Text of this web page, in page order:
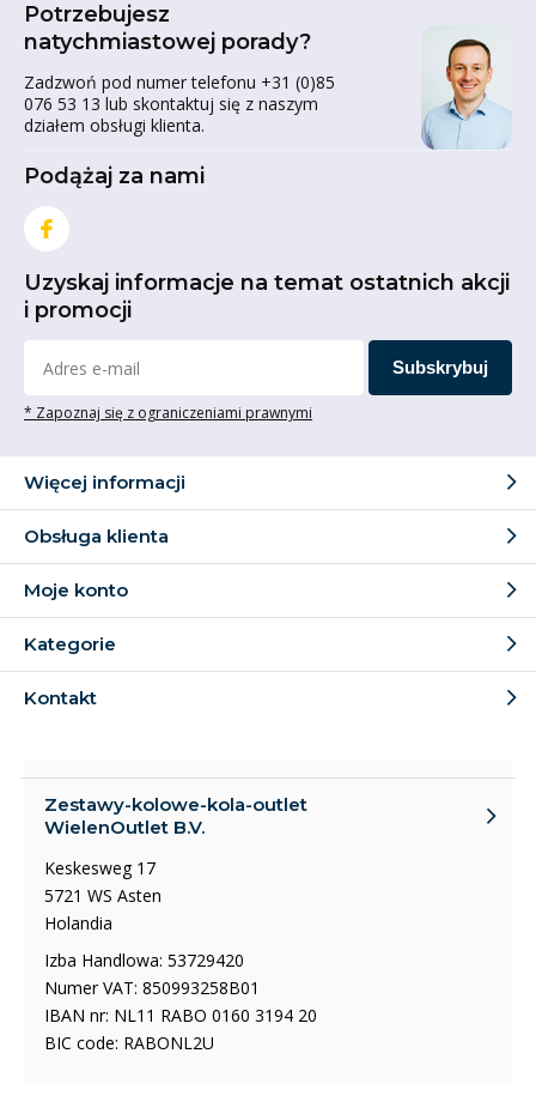
Potrzebujesz
natychmiastowej porady?
Zadzwoń pod numer telefonu +31 (0)85
076 53 13 lub skontaktuj się z naszym
działem obsługi klienta.
Podążaj za nami
Uzyskaj informacje na temat ostatnich akcji
i promocji
Subskrybuj
* Zapoznaj się z ograniczeniami prawnymi
Więcej informacji
Obsługa klienta
Moje konto
Kategorie
Kontakt
Zestawy-kolowe-kola-outlet
WielenOutlet B.V.
Keskesweg 17
5721 WS Asten
Holandia
Izba Handlowa: 53729420
Numer VAT: 850993258B01
IBAN nr: NL11 RABO 0160 3194 20
BIC code: RABONL2U